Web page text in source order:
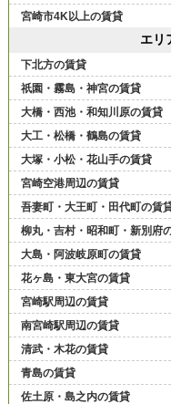
宮崎市4K以上の賃貸
エリ
下北方の賃貸
祇園・霧島・神宮の賃貸
大橋・西池・和知川原の賃貸
大工・松橋・鶴島の賃貸
大塚・小松・花山手の賃貸
宮崎空港周辺の賃貸
吾妻町・大王町・田代町の賃
柳丸・吉村・昭和町・新別府
大島・阿波岐原町の賃貸
花ヶ島・東大宮の賃貸
宮崎駅周辺の賃貸
南宮崎駅周辺の賃貸
清武・木花の賃貸
青島の賃貸
佐土原・島之内の賃貸